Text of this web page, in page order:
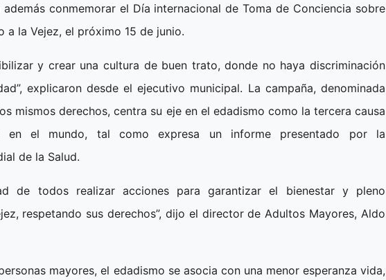
conmemorar el Día internacional de Toma de Conciencia sobre
a la Vejez, el próximo 15 de junio.
y crear una cultura de buen trato, donde no haya discriminación
explicaron desde el ejecutivo municipal. La campaña, denominada
mismos derechos, centra su eje en el edadismo como la tercera causa
en el mundo, tal como expresa un informe presentado por la
de la Salud.
de todos realizar acciones para garantizar el bienestar y pleno
respetando sus derechos”, dijo el director de Adultos Mayores, Aldo
mayores, el edadismo se asocia con una menor esperanza vida,